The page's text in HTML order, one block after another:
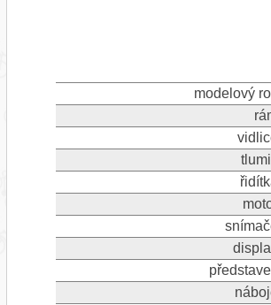
modelový